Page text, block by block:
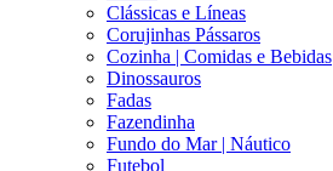
Clássicas e Líneas
Corujinhas Pássaros
Cozinha | Comidas e Bebidas
Dinossauros
Fadas
Fazendinha
Fundo do Mar | Náutico
Futebol